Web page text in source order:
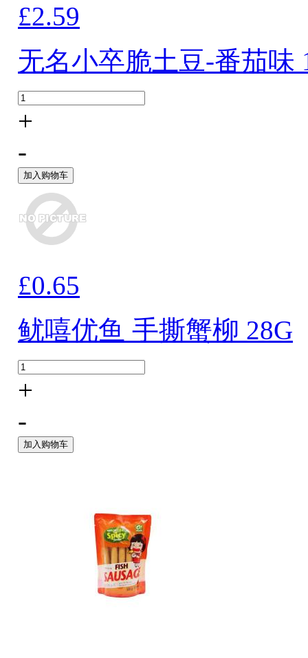
£2.59
无名小卒脆土豆-番茄味
+
-
加入购物车
£0.65
鱿嘻优鱼 手撕蟹柳 28G
+
-
加入购物车